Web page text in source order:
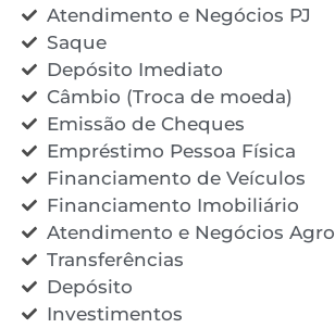
Atendimento e Negócios PJ
Saque
Depósito Imediato
Câmbio (Troca de moeda)
Emissão de Cheques
Empréstimo Pessoa Física
Financiamento de Veículos
Financiamento Imobiliário
Atendimento e Negócios Agro
Transferências
Depósito
Investimentos